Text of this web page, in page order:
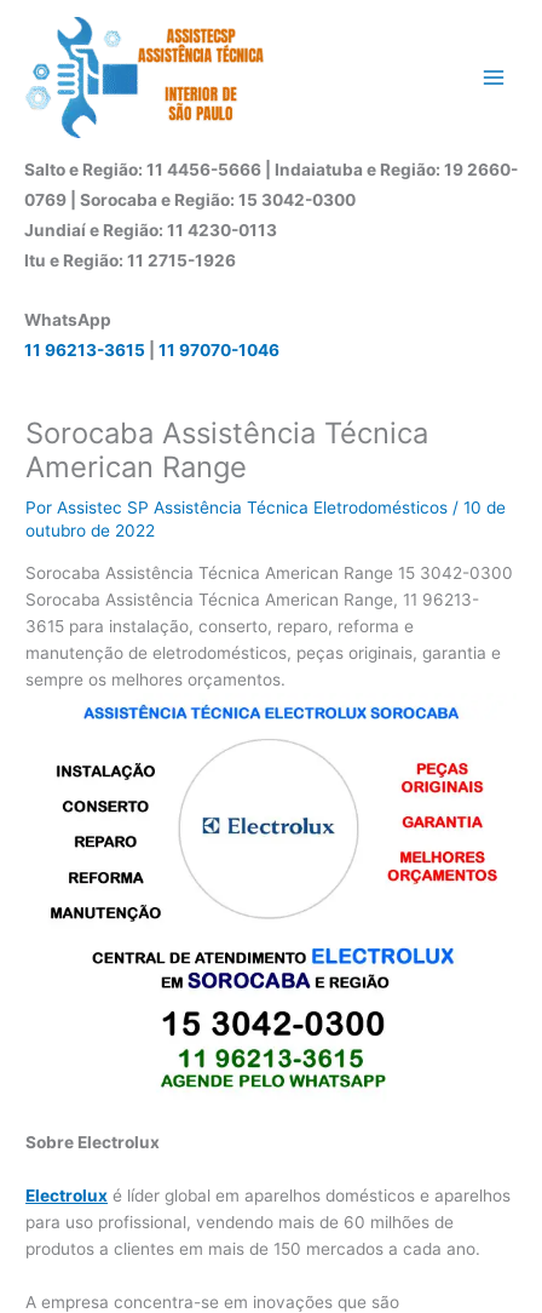
conteúdo
Salto e Região: 11 4456-5666 | Indaiatuba e Região: 19 2660-
0769 | Sorocaba e Região: 15 3042-0300
Jundiaí e Região: 11 4230-0113
Itu e Região: 11 2715-1926
WhatsApp
11 96213-3615
11 97070-1046
Sorocaba Assistência Técnica
American Range
PorAssistec SP Assistência Técnica Eletrodomésticos/10 de
outubro de 2022
Sorocaba Assistência Técnica American Range 15 3042-0300
Sorocaba Assistência Técnica American Range, 11 96213-
3615 para instalação, conserto, reparo, reforma e
manutenção de eletrodomésticos, peças originais, garantia e
sempre os melhores orçamentos.
Sobre Electrolux
Electrolux é líder global em aparelhos domésticos e aparelhos
para uso profissional, vendendo mais de 60 milhões de
produtos a clientes em mais de 150 mercados a cada ano.
A empresa concentra-se em inovações que são